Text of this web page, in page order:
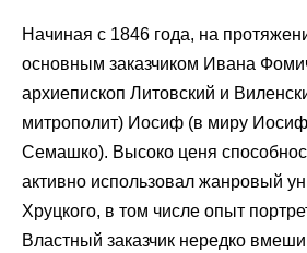
Начиная с 1846 года, на
основным заказчиком Ивана
архиепископ Литовский и
митрополит) Иосиф (в миру
Семашко). Высоко ценя
активно использовал жанровый
Хруцкого, в том числе опыт
Властный заказчик нередко